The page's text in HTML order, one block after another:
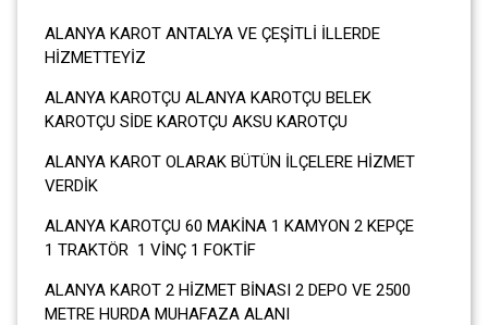
ALANYA KAROT ANTALYA VE ÇEŞİTLİ İLLERDE
HİZMETTEYİZ
ALANYA KAROTÇU ALANYA KAROTÇU BELEK
KAROTÇU SİDE KAROTÇU AKSU KAROTÇU
ALANYA KAROT OLARAK BÜTÜN İLÇELERE HİZMET
VERDİK
ALANYA KAROTÇU 60 MAKİNA 1 KAMYON 2 KEPÇE
1 TRAKTÖR 1 VİNÇ 1 FOKTİF
ALANYA KAROT 2 HİZMET BİNASI 2 DEPO VE 2500
METRE HURDA MUHAFAZA ALANI